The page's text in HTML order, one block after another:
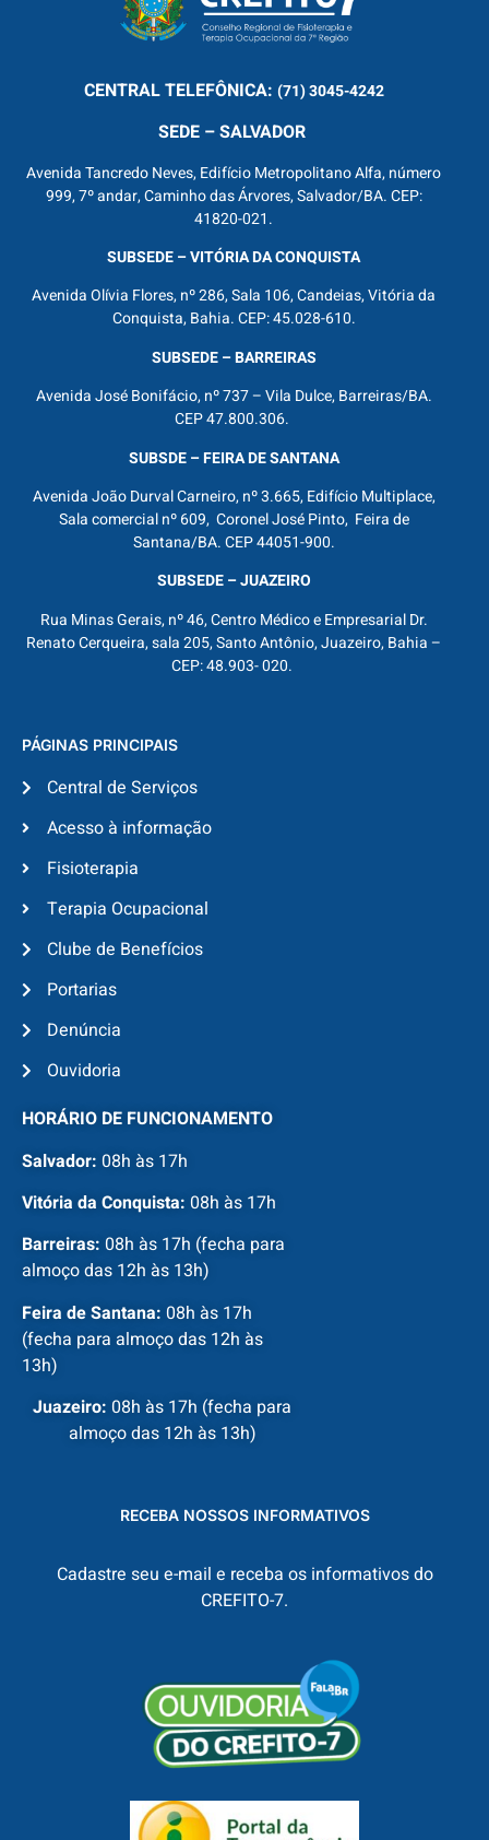
CENTRALTELEFÔNICA: (71) 3045-4242
SEDE – SALVADOR
Avenida Tancredo Neves, Edifício Metropolitano Alfa, número
999, 7º andar, Caminho das Árvores, Salvador/BA. CEP:
41820-021.
SUBSEDE – VITÓRIA DA CONQUISTA
Avenida Olívia Flores, nº 286, Sala 106, Candeias, Vitória da
Conquista, Bahia. CEP: 45.028-610.
SUBSEDE – BARREIRAS
Avenida José Bonifácio, nº 737 – Vila Dulce, Barreiras/BA.
CEP 47.800.306.
SUBSDE – FEIRA DE SANTANA
Avenida João Durval Carneiro, nº 3.665, Edifício Multiplace,
Sala comercial nº 609, Coronel José Pinto, Feira de
Santana/BA. CEP 44051-900.
SUBSEDE – JUAZEIRO
Rua Minas Gerais, nº 46, Centro Médico e Empresarial Dr.
Renato Cerqueira, sala 205, Santo Antônio, Juazeiro, Bahia –
CEP: 48.903- 020.
PÁGINAS PRINCIPAIS
Central de Serviços
Acesso à informação
Fisioterapia
Terapia Ocupacional
Clube de Benefícios
Portarias
Denúncia
Ouvidoria
HORÁRIO DE FUNCIONAMENTO
Salvador: 08h às 17h
Vitória da Conquista: 08h às 17h
Barreiras: 08h às 17h (fecha para
almoço das 12h às 13h)
Feira de Santana: 08h às 17h
(fecha para almoço das 12h às
13h)
Juazeiro: 08h às 17h (fecha para
almoço das 12h às 13h)
RECEBA NOSSOS INFORMATIVOS
Cadastre seu e-mail e receba os informativos do
CREFITO-7.